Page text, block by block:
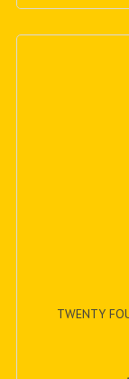
TWENTY